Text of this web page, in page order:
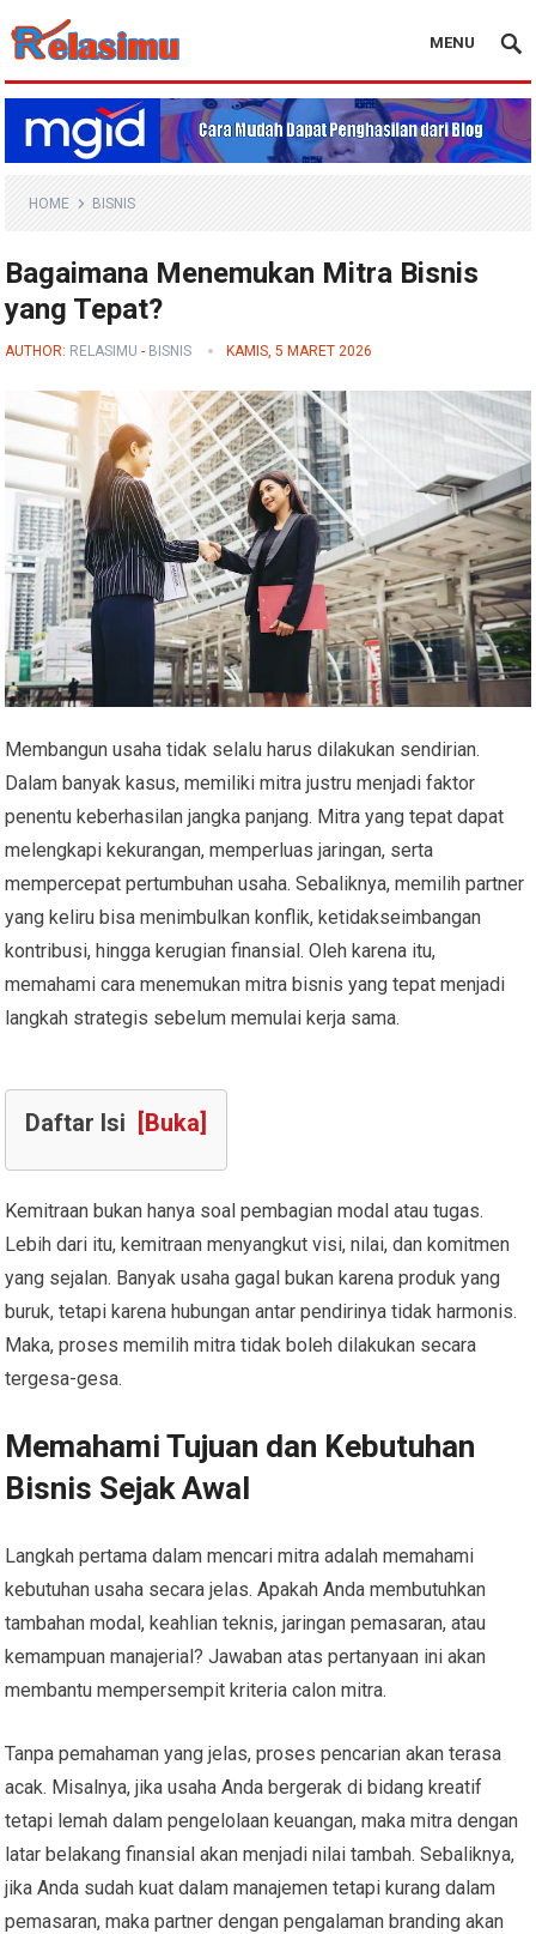
Blog Relasimu
MENU
HOME BISNIS
Bagaimana Menemukan Mitra Bisnis
yang Tepat?
AUTHOR: RELASIMU - BISNIS KAMIS, 5 MARET 2026
Membangun usaha tidak selalu harus dilakukan sendirian.
Dalam banyak kasus, memiliki mitra justru menjadi faktor
penentu keberhasilan jangka panjang. Mitra yang tepat dapat
melengkapi kekurangan, memperluas jaringan, serta
mempercepat pertumbuhan usaha. Sebaliknya, memilih partner
yang keliru bisa menimbulkan konflik, ketidakseimbangan
kontribusi, hingga kerugian finansial. Oleh karena itu,
memahami cara menemukan mitra bisnis yang tepat menjadi
langkah strategis sebelum memulai kerja sama.
Daftar Isi [Buka]
Kemitraan bukan hanya soal pembagian modal atau tugas.
Lebih dari itu, kemitraan menyangkut visi, nilai, dan komitmen
yang sejalan. Banyak usaha gagal bukan karena produk yang
buruk, tetapi karena hubungan antar pendirinya tidak harmonis.
Maka, proses memilih mitra tidak boleh dilakukan secara
tergesa-gesa.
Memahami Tujuan dan Kebutuhan
Bisnis Sejak Awal
Langkah pertama dalam mencari mitra adalah memahami
kebutuhan usaha secara jelas. Apakah Anda membutuhkan
tambahan modal, keahlian teknis, jaringan pemasaran, atau
kemampuan manajerial? Jawaban atas pertanyaan ini akan
membantu mempersempit kriteria calon mitra.
Tanpa pemahaman yang jelas, proses pencarian akan terasa
acak. Misalnya, jika usaha Anda bergerak di bidang kreatif
tetapi lemah dalam pengelolaan keuangan, maka mitra dengan
latar belakang finansial akan menjadi nilai tambah. Sebaliknya,
jika Anda sudah kuat dalam manajemen tetapi kurang dalam
pemasaran, maka partner dengan pengalaman branding akan